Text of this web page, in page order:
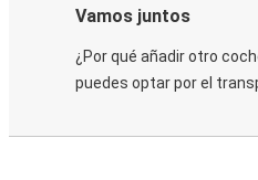
Vamos juntos
¿Por qué añadir otro
puedes optar por el